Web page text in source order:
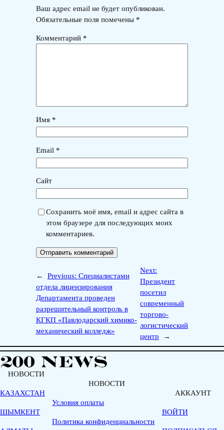
Ваш адрес email не будет опубликован.
Обязательные поля помечены *
Комментарий *
Имя *
Email *
Сайт
Сохранить моё имя, email и адрес сайта в
этом браузере для последующих моих
комментариев.
← Previous: Специалистами
отдела лицензирования
Департамента проведен
разрешительный контроль в
КГКП «Павлодарский химико-
механический колледж»
Next:
Президент
посетил
современный
торгово-
логистический
центр
→
НОВОСТИ
КАЗАХСТАН
ШЫМКЕНТ
НОВОСТИ
Условия оплаты
Политика конфиденциальности
АККАУНТ
ВОЙТИ